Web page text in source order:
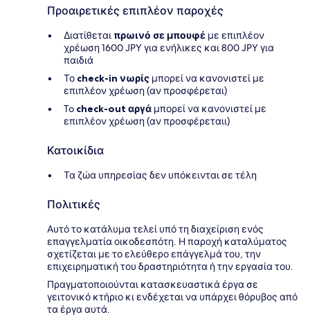
Προαιρετικές επιπλέον παροχές
Διατίθεταιπρωινό σε μπουφέ με επιπλέον
χρέωση 1600 JPY για ενήλικες και 800 JPY για
παιδιά
Το check-in νωρίς μπορεί να κανονιστεί με
επιπλέον χρέωση (αν προσφέρεται)
To check-out αργά μπορεί να κανονιστεί με
επιπλέον χρέωση (αν προσφέρεταιι)
Κατοικίδια
Τα ζώα υπηρεσίας δεν υπόκεινται σε τέλη
Πολιτικές
Αυτό το κατάλυμα τελεί υπό τη διαχείριση ενός
επαγγελματία οικοδεσπότη. Η παροχή καταλύματος
σχετίζεται με το ελεύθερο επάγγελμά του, την
επιχειρηματική του δραστηριότητα ή την εργασία του.
Πραγματοποιούνται κατασκευαστικά έργα σε
γειτονικό κτήριο κι ενδέχεται να υπάρχει θόρυβος από
τα έργα αυτά.